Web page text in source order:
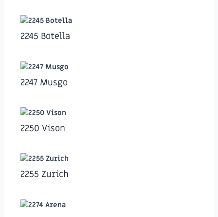
2245 Botella
2247 Musgo
2250 Vison
2255 Zurich